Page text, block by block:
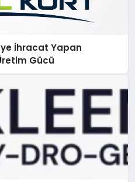
İhracat Yapan
Gücü